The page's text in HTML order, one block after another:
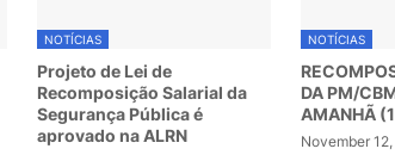
NOTÍCIAS
Projeto de Lei de
Recomposição Salarial da
Segurança Pública é
aprovado na ALRN
NOTÍCIAS
DA PM/
AMANHÃ
November